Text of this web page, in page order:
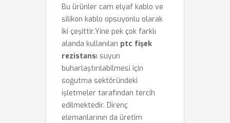
Bu ürünler cam elyaf kablo ve
silikon kablo opsuyonlu olarak
iki çeşittir.Yine pek çok farklı
alanda kullanılan ptc fişek
rezistansı suyun
buharlaştırılabilmesi için
soğutma sektöründeki
işletmeler tarafından tercih
edilmektedir. Direnç
elemanlarının da üretim